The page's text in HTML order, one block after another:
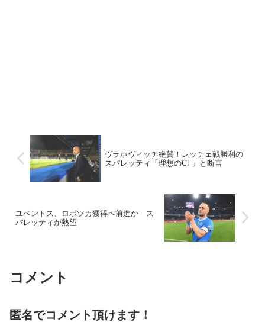
ヴラホヴィッチ絶賛！レッチェ戦勝利の
スパレッティ「理想のCF」と断言
ユベントス、ロボツカ獲得へ前進か ス
パレッティが熱望
コメント
匿名でコメント頂けます！